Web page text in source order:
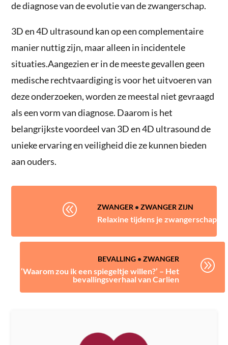
de diagnose van de evolutie van de zwangerschap.
3D en 4D ultrasound kan op een complementaire
manier nuttig zijn, maar alleen in incidentele
situaties.Aangezien er in de meeste gevallen geen
medische rechtvaardiging is voor het uitvoeren van
deze onderzoeken, worden ze meestal niet gevraagd
als een vorm van diagnose. Daarom is het
belangrijkste voordeel van 3D en 4D ultrasound de
unieke ervaring en veiligheid die ze kunnen bieden
aan ouders.
@ ZWANGER • ZWANGER ZIJN
Relaxine tijdens je zwangerschap
BEVALLING• ZWANGER
‘Waarom zou ik een spiegeltje willen?’ – Het
bevallingsverhaal van Carlien
A